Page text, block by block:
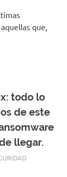
que,
todo lo
de este
llegar.